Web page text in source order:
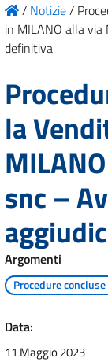
/ Notizie/
in MILANO alla via
definitiva
la
snc –
Argomenti
Procedure
Data:
11 Maggio 2023